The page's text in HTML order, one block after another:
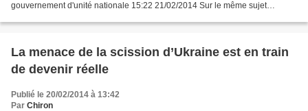
gouvernement d'unité nationale 15:22 21/02/2014 Sur le même sujet
La menace de la scission d’Ukraine est en train
de devenir réelle
Publié le 20/02/2014 à 13:42
Par Chiron